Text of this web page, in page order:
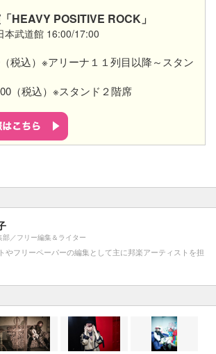
HEAVY POSITIVE ROCK」
本武道館 16:00/17:00
税込）※アリーナ１１列目以降～スタン
（税込）※スタンド２階席
／フリー編集＆ライター
やフリーペーパーの編集として主に邦楽アーティストを担